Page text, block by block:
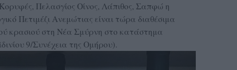
Πελασγίος Οίνος, Λάπιθος, Σαπφώ η
Πετιμέζι Ανεμώτιας είναι τώρα διαθέσιμα
κρασιού στη Νέα Σμύρνη στο κατάστημα
9/Συνέχεια της Ομήρου).